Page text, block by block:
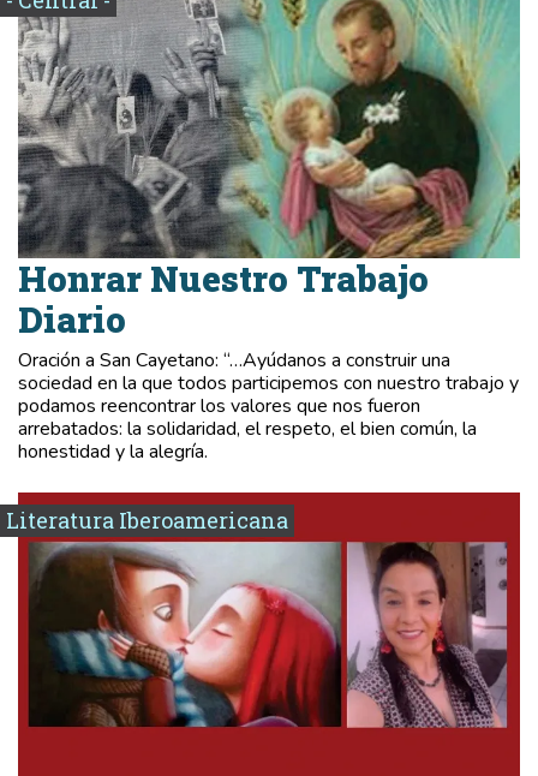
Honrar Nuestro Trabajo
Diario
Oración a San Cayetano: “…Ayúdanos a construir una
sociedad en la que todos participemos con nuestro trabajo y
podamos reencontrar los valores que nos fueron
arrebatados: la solidaridad, el respeto, el bien común, la
honestidad y la alegría.
Literatura Iberoamericana